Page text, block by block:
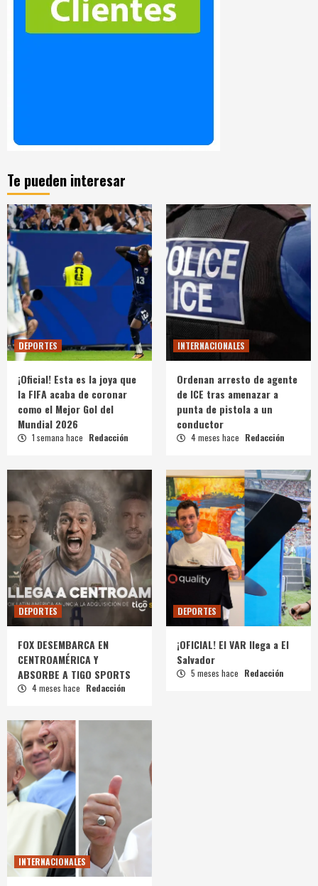
Te pueden interesar
DEPORTES
¡Oficial! Esta es la joya que
la FIFA acaba de coronar
como el Mejor Gol del
Mundial 2026
1 semana hace Redacción
INTERNACIONALES
Ordenan arresto de agente
de ICE tras amenazar a
punta de pistola a un
conductor
4 meses hace Redacción
DEPORTES
FOX DESEMBARCA EN
CENTROAMÉRICA Y
ABSORBE A TIGO SPORTS
4 meses hace Redacción
DEPORTES
¡OFICIAL! El VAR llega a El
Salvador
5 meses hace Redacción
INTERNACIONALES